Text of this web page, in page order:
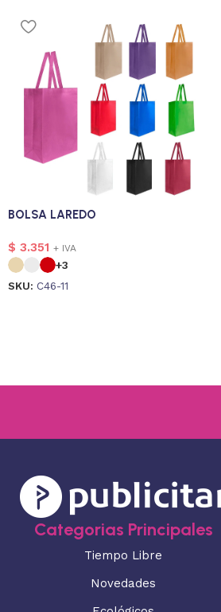
BOLSA LAREDO
$ 3.351 + IVA
+3
SKU: C46-11
Categorias Principales
Tiempo Libre
Novedades